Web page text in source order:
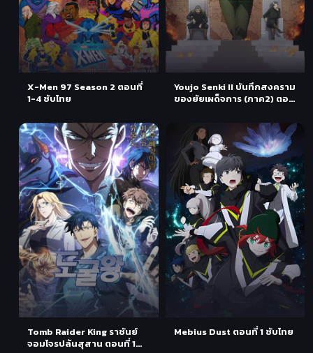
X-Men 97 Season 2 ตอนที่
1-4 ซับไทย
Youjo Senki II บันทึกสงคราม
ของยัยเผด็จการ (ภาค2) ตอน
Tomb Raider King ราชันย์
จอมโจรปล้นสุสาน ตอนที่ 1
Mebius Dust ตอนที่ 1 ซับไทย